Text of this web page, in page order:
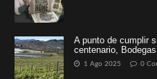
A punto de cumplir
centenario, Bodegas
1 Ago 2025 0